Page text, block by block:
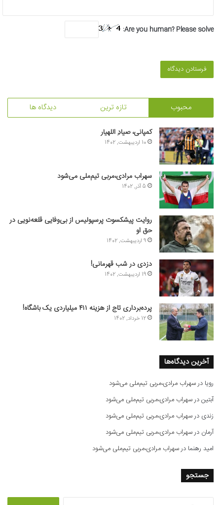
Are you human? Please solve:
محبوب تازه ترین دیدگاه ها
کمپانی، صیادِ اللهیار
10 اردیبهشت, 1402
سهراب مرادی،مربی تیم‌ملی می‌شود
5 آذر, 1402
روایت پیشکسوت پرسپولیس از بی‌وفایی قلعه‌نویی در
حق او
9 اردیبهشت, 1402
دزدی در شب قهرمانی!
19 اردیبهشت, 1402
پرده‌برداری تاج از هزینه ۴۱۱ میلیاردی یک باشگاه!
12 خرداد, 1402
آخرین دیدگاه‌ها
رویا درسهراب مرادی،مربی تیم‌ملی می‌شود
آبتیندرسهراب مرادی،مربی تیم‌ملی می‌شود
زندی درسهراب مرادی،مربی تیم‌ملی می‌شود
آرمان درسهراب مرادی،مربی تیم‌ملی می‌شود
امید رهنما درسهراب مرادی،مربی تیم‌ملی می‌شود
جستجو